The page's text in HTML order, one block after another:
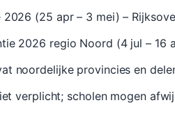
(25 apr – 3 mei) –
2026 regio Noord (4 jul – 16
noordelijke provincies en
verplicht; scholen mogen